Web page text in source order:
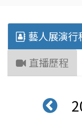
藝人展演行
直播歷程